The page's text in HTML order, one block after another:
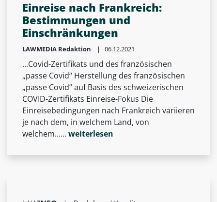
Einreise nach Frankreich:
Bestimmungen und
Einschränkungen
LAWMEDIA Redaktion | 06.12.2021
...Covid-Zertifikats und des französischen
„passe Covid“ Herstellung des französischen
„passe Covid“ auf Basis des schweizerischen
COVID-Zertifikats Einreise-Fokus Die
Einreisebedingungen nach Frankreich variieren
je nach dem, in welchem Land, von
welchem...... weiterlesen